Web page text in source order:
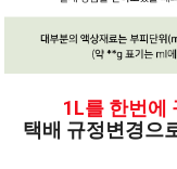
1L를 한번에
택배 규정변경으